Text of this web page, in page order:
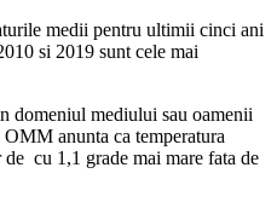
medii pentru ultimii cinci ani
si 2019 sunt cele mai
domeniul mediului sau oamenii
anunta ca temperatura
cu 1,1 grade mai mare fata de